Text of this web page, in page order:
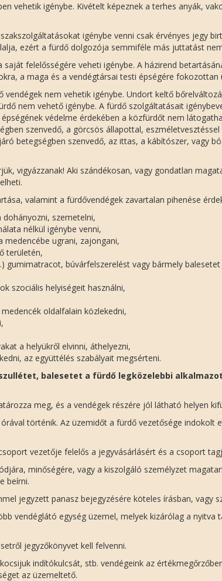
vehetik igénybe. Kivételt képeznek a terhes anyák,
igénybe venni csak érvényes jegy
ezért a fürdő dolgozója semmiféle más juttatást
felelősségére veheti igénybe. A házirend
a maga és a vendégtársai testi épségére fokozottan
nem vehetik igénybe. Undort keltő
nem vehető igénybe. A fürdő szolgáltatásait
védelme érdekében a közfürdőt nem
szenvedő, a görcsös állapottal,
betegségben szenvedő, az ittas, a kábítószer, vagy
vigyázzanak! Aki szándékosan, vagy gondatlan
valamint a fürdővendégek zavartalan pihenése
szemetelni,
nélkül igénybe venni,
medencébe ugrani, zajongani,
területén,
gumimatracot, búvárfelszerelést vagy bármely
szociális helyiségeit használni,
oldalfalain közlekedni,
a helyükről elvinni, áthelyezni,
az együttélés szabályait megsérteni.
balesetet a fürdő legközelebbi
meg, és a vendégek részére jól látható helyen
történik. Az üzemidőt a fürdő vezetősége indokolt
vezetője felelős a jegyvásárlásért és a csoport
minőségére, vagy a kiszolgáló személyzet
beírni.
jegyzett panasz bejegyzésére köteles írásban, vagy
vendéglátó egység üzemel, melyek kizárólag a nyitva
jegyzőkönyvet kell felvenni.
indítókulcsát, stb. vendégeink az
az üzemeltető.